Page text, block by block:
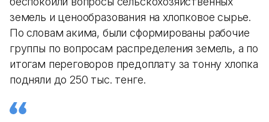
земель и ценообразования на хлопковое сырье.
По словам акима, были сформированы рабочие
группы по вопросам распределения земель, а по
итогам переговоров предоплату за тонну хлопка
подняли до 250 тыс. тенге.